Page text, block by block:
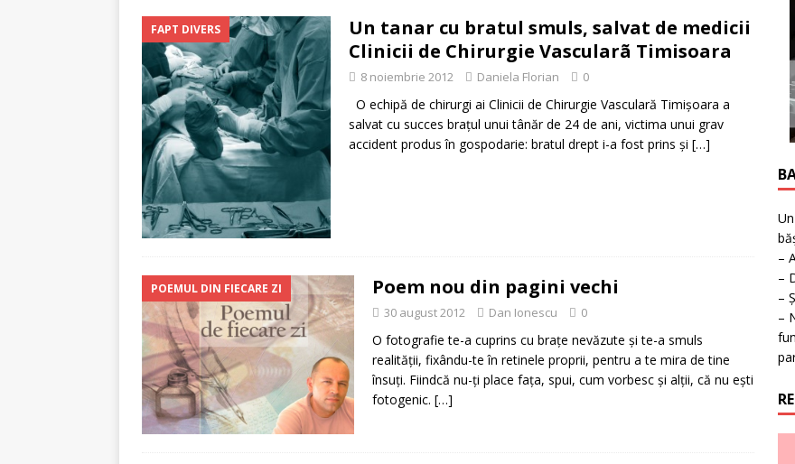
Ungureanu, Constantin Flondor
MAGAZIN
[ 5 august 2026 ]
Invitaţie la expoziţie în Reşiţa!
FAPT DIVERS
Un tanar cu bratul smuls, salvat de medicii
Clinicii de Chirurgie Vascularã Timisoara
8 noiembrie 2012 Daniela Florian 0
O echipă de chirurgi ai Clinicii de Chirurgie Vasculară Timişoara a
salvat cu succes braţul unui tânăr de 24 de ani, victima unui grav
accident produs în gospodarie: bratul drept i-a fost prins şi […]
POEMUL DIN FIECARE ZI Poem nou din pagini vechi
30 august 2012 Dan Ionescu 0
O fotografie te-a cuprins cu brațe nevăzute și te-a smuls
realității, fixându-te în retinele proprii, pentru a te mira de tine
însuți. Fiindcă nu-ți place fața, spui, cum vorbesc și alții, că nu ești
fotogenic. […]
–
–
–
–